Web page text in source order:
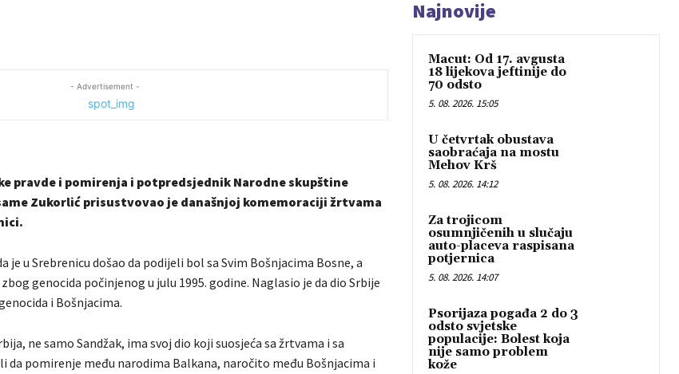
- Advertisement -
pravde i pomirenja i potpredsjednik Narodne skupštine
Zukorlić prisustvovao je današnjoj komemoraciji žrtvama
je u Srebrenicu došao da podijeli bol sa Svim Bošnjacima Bosne, a
genocida počinjenog u julu 1995. godine. Naglasio je da dio Srbije
i Bošnjacima.
ne samo Sandžak, ima svoj dio koji suosjeća sa žrtvama i sa
da pomirenje među narodima Balkana, naročito među Bošnjacima i
Najnovije
Macut: Od 17. avgusta
18 lijekova jeftinije do
70 odsto
5. 08. 2026. 15:05
U četvrtak obustava
saobraćaja na mostu
Mehov Krš
5. 08. 2026. 14:12
Za trojicom
osumnjičenih u slučaju
auto-placeva raspisana
potjernica
5. 08. 2026. 14:07
Psorijaza pogađa 2 do 3
odsto svjetske
populacije: Bolest koja
nije samo problem
kože